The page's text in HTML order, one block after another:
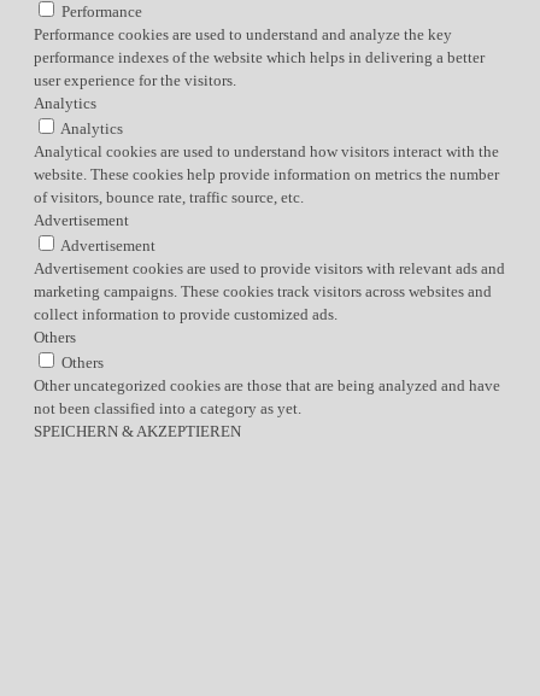
Performance
Performance cookies are used to understand and analyze the key
performance indexes of the website which helps in delivering a better
user experience for the visitors.
Analytics
Analytics
Analytical cookies are used to understand how visitors interact with the
website. These cookies help provide information on metrics the number
of visitors, bounce rate, traffic source, etc.
Advertisement
Advertisement
Advertisement cookies are used to provide visitors with relevant ads and
marketing campaigns. These cookies track visitors across websites and
collect information to provide customized ads.
Others
Others
Other uncategorized cookies are those that are being analyzed and have
not been classified into a category as yet.
SPEICHERN & AKZEPTIEREN